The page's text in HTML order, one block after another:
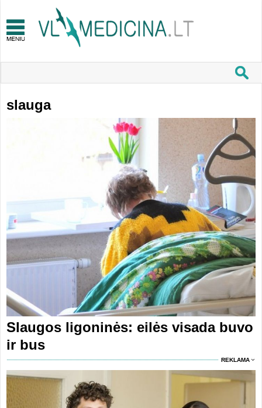
slauga
Slaugos ligoninės: eilės visada buvo
ir bus
REKLAMA